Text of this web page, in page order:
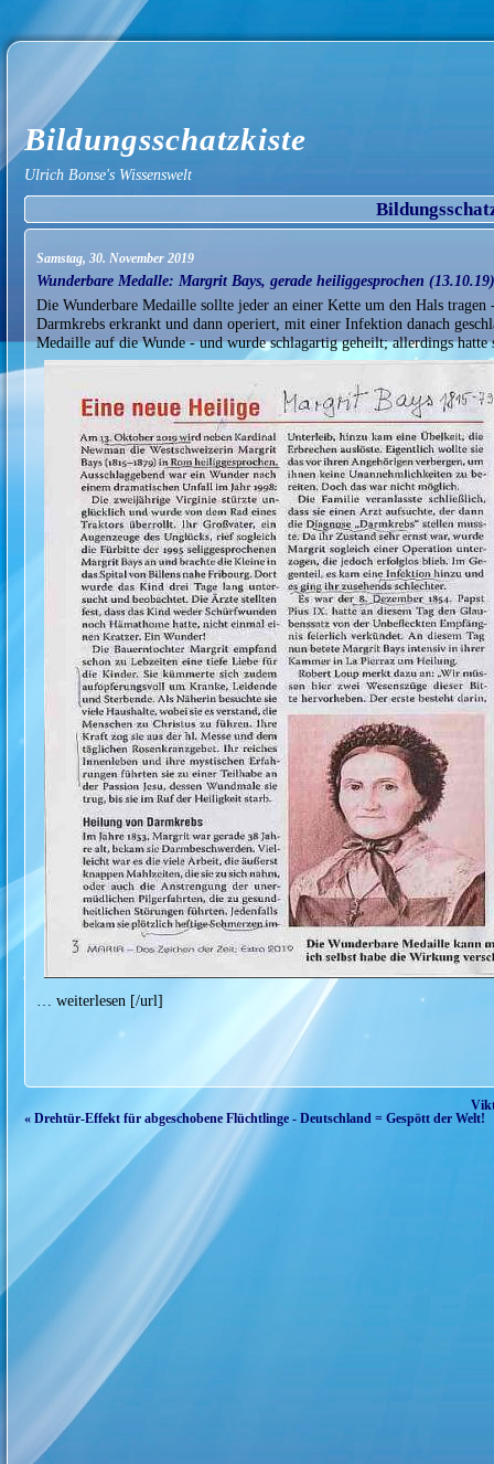
Bildungsschatzkiste
Ulrich Bonse's Wissenswelt
Samstag, 30. November 2019
Wunderbare Medalle: Margrit Bays, gerade heiliggesprochen
Die Wunderbare Medaille sollte jeder an einer Kette um den Hals
Darmkrebs erkrankt und dann operiert, mit einer Infektion danach
Medaille auf die Wunde - und wurde schlagartig geheilt; allerdings
… weiterlesen [/url]
« Drehtür-Effekt für abgeschobene Flüchtlinge - Deutschland = Gespött der Welt!